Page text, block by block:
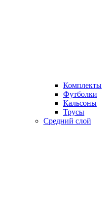
Комплекты
Футболки
Кальсоны
Трусы
Средний слой